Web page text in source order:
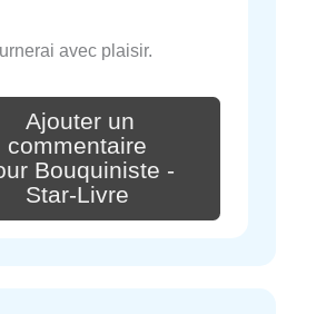
avec plaisir.
Ajouter un
commentaire
Bouquiniste -
Star-Livre